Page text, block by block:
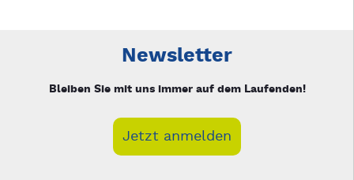
Newsletter
Bleiben Sie mit uns immer auf dem Laufenden!
Jetzt anmelden